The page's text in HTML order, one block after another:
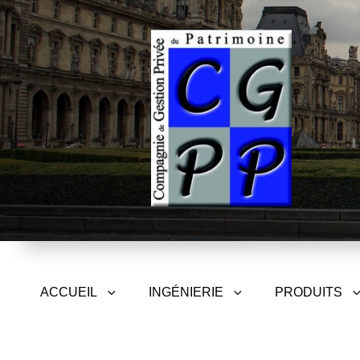
CGPP – Compagnie de
ACCUEIL INGÉNIERIE PRODUITS